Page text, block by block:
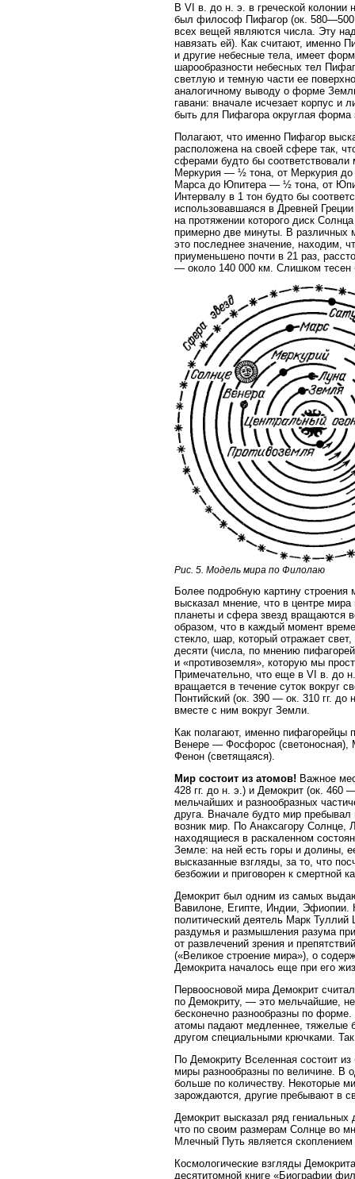
В VI в. до н. э. в греческой колонии
был философ Пифагор (ок. 580—500
всех вещей являются числа. Эту
навязать ей). Как считают,
и другие небесные тела, имеет
шарообразности небесных тел
светлую и темную части ее
аналогичному выводу о форме
гавани: вначале исчезает корпус и
быть для Пифагора округлая
Полагают, что именно Пифагор
расположена на своей сфере так,
сферами будто бы
Меркурия — ½ тона, от Меркурия
Марса до Юпитера — ½ тона, от
Интервалу в 1 тон будто бы
использовавшаяся в Древней
на протяжении которого диск
примерно две минуты. В различных
это последнее значение, находим,
приуменьшено почти в 21 раз,
— около 140 000 км. Слишком тесен
Рис. 5. Модель мира по Филолаю
Более подробную картину
высказал мнение, что в центре
планеты и сфера звезд вращаются
образом, что в каждый момент
стекло, шар, который отражает
десяти (числа, по мнению
и «противоземля», которую мы
Примечательно, что еще в VI в. до
вращается в течение суток вокруг
Понтийский (ок. 390 — ок. 310 гг.
вместе с ним вокруг Земли.
Как полагают, именно пифагорейцы
Венере — Фосфорос
Фенон (светящаяся).
Мир состоит из атомов! Важное
428 гг. до н. э.) и Демокрит (ок. 460
мельчайших и разнообразных
друга. Вначале будто мир
возник мир. По Анаксагору Солнце,
находящиеся в раскаленном
Земле: на ней есть горы и долины,
высказанные взгляды, за то, что
безбожии и приговорен к смертной
Демокрит был одним из самых
Вавилоне, Египте, Индии, Эфиопии.
политический деятель Марк Туллий
раздумья и размышления разума
от развлечений зрения и
(«Великое строение мира»), о
Демокрита началось еще при его
Первоосновой мира Демокрит
по Демокриту, — это мельчайшие,
бесконечно разнообразны по
атомы падают медленнее, тяжелые
другом специальными крючками.
По Демокриту Вселенная состоит
миры разнообразны по величине. В
больше по количеству. Некоторые
зарождаются, другие пребывают в
Демокрит высказал ряд
что по своим размерам Солнце во
Млечный Путь является скоплением
Космологические взгляды
десятитомной книге «Биографии